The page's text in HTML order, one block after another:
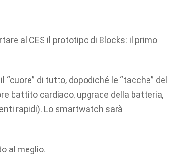
al CES il prototipo di Blocks: il primo
di tutto, dopodiché le “tacche” del
battito cardiaco, upgrade della batteria,
rapidi). Lo smartwatch sarà
al meglio.